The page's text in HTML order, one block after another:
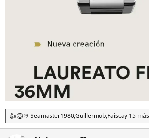
R
e
Seamaster1980,Guillermob,Faiscay 15 más